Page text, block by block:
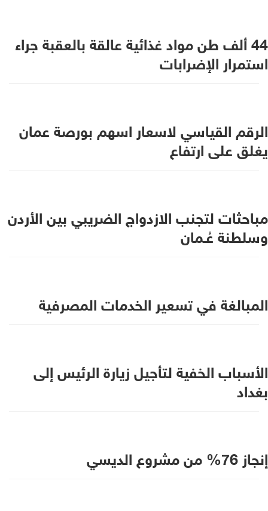
44 ألف طن مواد غذائية عالقة بالعقبة جراء
استمرار الإضرابات
الرقم القياسي لاسعار اسهم بورصة عمان
يغلق على ارتفاع
مباحثات لتجنب الازدواج الضريبي بين الأردن
وسلطنة عُـمان
المبالغة في تسعير الخدمات المصرفية
الأسباب الخفية لتأجيل زيارة الرئيس إلى
بغداد
إنجاز 76% من مشروع الديسي